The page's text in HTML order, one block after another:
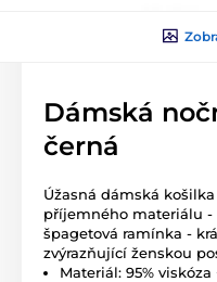
Dámská
černá
Úžasná dámská
příjemného materiálu -
špagetová ramínka -
zvýrazňující ženskou
Materiál: 95% viskóza